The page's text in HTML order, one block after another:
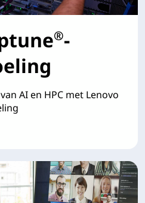
®-
AI en HPC met Lenovo